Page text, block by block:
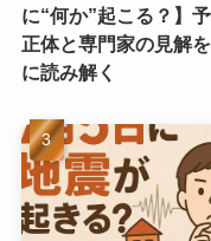
に“何か”起こる？】
正体と専門家の見解
に読み解く